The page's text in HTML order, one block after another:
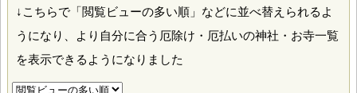
↓こちらで「閲覧ビューの多い順」などに並べ替えられるよ
うになり、より自分に合う厄除け・厄払いの神社・お寺一覧
を表示できるようになりました